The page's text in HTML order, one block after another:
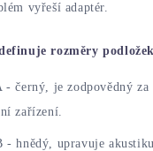
vyřeší adaptér.
rozměry
- černý, je zodpovědný za
zařízení.
- hnědý, upravuje akustiku.